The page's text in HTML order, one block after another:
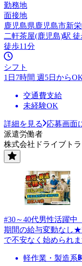
勤務地
面接地
鹿児島県鹿児島市新
二軒茶屋(鹿児島)駅
徒歩11分
シフト
1日7時間 週5日から
交通費支給
未経験OK
詳細を見る
応募画面
派遣労働者
株式会社ドライブト
#30～40代男性活躍中
期間の給与変動なし
で不安なく始められま
軽作業・製造系